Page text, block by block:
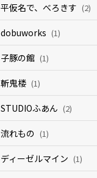
平仮名で、べろきす (2)
dobuworks (1)
子豚の館 (1)
斬鬼楼 (1)
STUDIOふあん (2)
流れもの (1)
ディーゼルマイン (1)